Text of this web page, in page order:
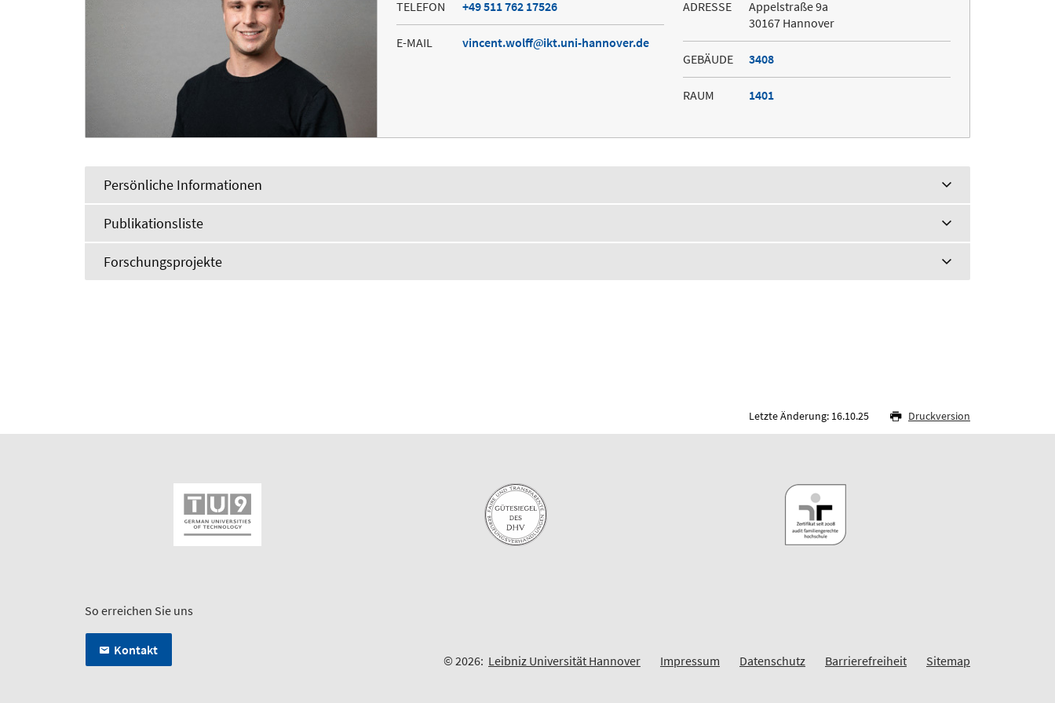
TELEFON +49 511 762 17526
E-MAIL vincent.wolff ikt.uni-hannover.de
ADRESSE
Appelstraße 9a
30167 Hannover
GEBÄUDE 3408
RAUM 1401
Persönliche Informationen
Publikationsliste
Forschungsprojekte
Letzte Änderung: 16.10.25 Druckversion
So erreichen Sie uns
Kontakt
© 2026: Leibniz Universität Hannover Impressum Datenschutz Barrierefreiheit Sitemap